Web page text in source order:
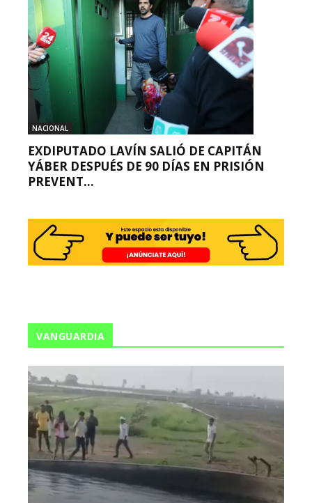
NACIONAL
EXDIPUTADO LAVÍN SALIÓ DE CAPITÁN
YÁBER DESPUÉS DE 90 DÍAS EN PRISIÓN
PREVENT...
VANGUARDIA